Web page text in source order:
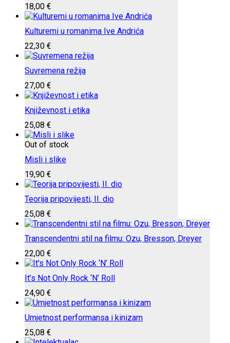
18,00 €
Kulturemi u romanima Ive Andrića
22,30 €
Suvremena režija
27,00 €
Književnost i etika
25,08 €
Out of stock
Misli i slike
19,90 €
Teorija pripovijesti, II. dio
25,08 €
Transcendentni stil na filmu: Ozu, Bresson, Dreyer
22,00 €
It’s Not Only Rock ‘N’ Roll
24,90 €
Umjetnost performansa i kinizam
25,08 €